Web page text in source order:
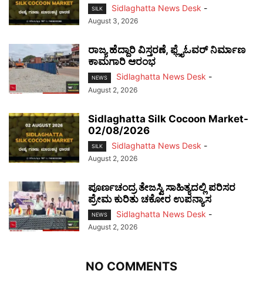
SILK Sidlaghatta News Desk -
August 3, 2026
ರಾಜ್ಯ ಹೆದ್ದಾರಿ ವಿಸ್ತರಣೆ, ಫ್ಲೈಓವರ್ ನಿರ್ಮಾಣ
ಕಾಮಗಾರಿ ಆರಂಭ
NEWS Sidlaghatta News Desk -
August 2, 2026
Sidlaghatta Silk Cocoon Market-
02/08/2026
SILK Sidlaghatta News Desk -
August 2, 2026
ಪೂರ್ಣಚಂದ್ರ ತೇಜಸ್ವಿ ಸಾಹಿತ್ಯದಲ್ಲಿ ಪರಿಸರ
ಪ್ರೇಮ ಕುರಿತು ಚಕೋರ ಉಪನ್ಯಾಸ
NEWS Sidlaghatta News Desk -
August 2, 2026
NO COMMENTS